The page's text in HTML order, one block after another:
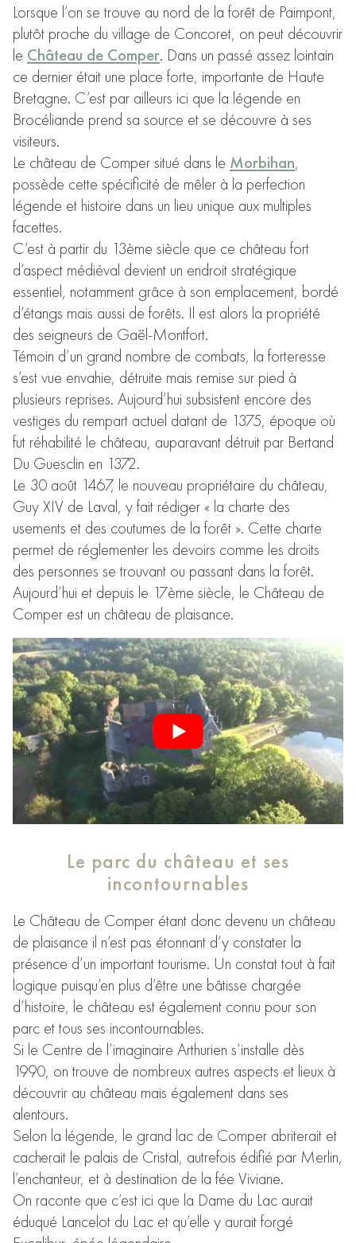
Lorsque l’on se trouve au nord de la forêt de Paimpont,
plutôt proche du village de Concoret, on peut découvrir
le Château de Comper. Dans un passé assez lointain
ce dernier était une place forte, importante de Haute
Bretagne. C’est par ailleurs ici que la légende en
Brocéliande prend sa source et se découvre à ses
visiteurs.
Le château de Comper situé dans le Morbihan,
possède cette spécificité de mêler à la perfection
légende et histoire dans un lieu unique aux multiples
facettes.
C’est à partir du 13ème siècle que ce château fort
d’aspect médiéval devient un endroit stratégique
essentiel, notamment grâce à son emplacement, bordé
d’étangs mais aussi de forêts. Il est alors la propriété
des seigneurs de Gaël-Montfort.
Témoin d’un grand nombre de combats, la forteresse
s’est vue envahie, détruite mais remise sur pied à
plusieurs reprises. Aujourd’hui subsistent encore des
vestiges du rempart actuel datant de 1375, époque où
fut réhabilité le château, auparavant détruit par Bertand
Du Guesclin en 1372.
Le 30 août 1467, le nouveau propriétaire du château,
Guy XIV de Laval, y fait rédiger « la charte des
usements et des coutumes de la forêt ». Cette charte
permet de réglementer les devoirs comme les droits
des personnes se trouvant ou passant dans la forêt.
Aujourd’hui et depuis le 17ème siècle, le Château de
Comper est un château de plaisance.
Le parc du château et ses
incontournables
Le Château de Comper étant donc devenu un château
de plaisance il n’est pas étonnant d’y constater la
présence d’un important tourisme. Un constat tout à fait
logique puisqu’en plus d’être une bâtisse chargée
d’histoire, le château est également connu pour son
parc et tous ses incontournables.
Si le Centre de l’imaginaire Arthurien s’installe dès
1990, on trouve de nombreux autres aspects et lieux à
découvrir au château mais également dans ses
alentours.
Selon la légende, le grand lac de Comper abriterait et
cacherait le palais de Cristal, autrefois édifié par Merlin,
l’enchanteur, et à destination de la fée Viviane.
On raconte que c’est ici que la Dame du Lac aurait
éduqué Lancelot du Lac et qu’elle y aurait forgé